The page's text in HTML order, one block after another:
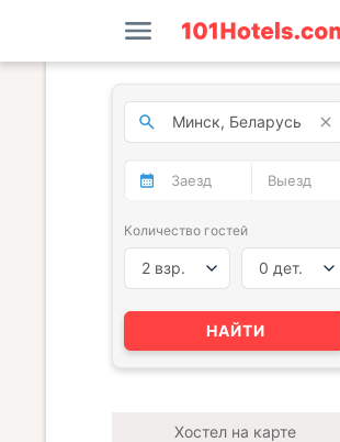
Количество гостей
2 взр. 0 дет.
НАЙТИ
Хостел на карте